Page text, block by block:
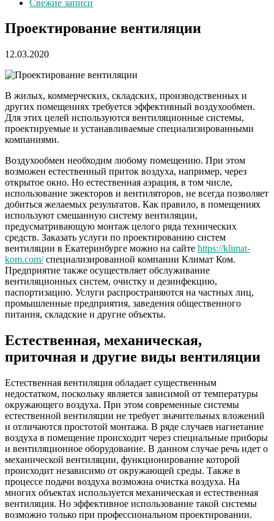
Свежие записи
Проектирование вентиляции
12.03.2020
В жилых, коммерческих, складских, производственных и
других помещениях требуется эффективный воздухообмен.
Для этих целей используются вентиляционные системы,
проектируемые и устанавливаемые специализированными
компаниями.
Воздухообмен необходим любому помещению. При этом
возможен естественный приток воздуха, например, через
открытое окно. Но естественная аэрация, в том числе,
использование эжекторов и вентиляторов, не всегда позволяет
добиться желаемых результатов. Как правило, в помещениях
используют смешанную систему вентиляции,
предусматривающую монтаж целого ряда технических
средств. Заказать услуги по проектированию систем
вентиляции в Екатеринбурге можно на сайте https://klimat-
kom.com/специализированной компании Климат Ком.
Предприятие также осуществляет обслуживание
вентиляционных систем, очистку и дезинфекцию,
паспортизацию. Услуги распространяются на частных лиц,
промышленные предприятия, заведения общественного
питания, складские и другие объекты.
Естественная, механическая,
приточная и другие виды вентиляции
Естественная вентиляция обладает существенным
недостатком, поскольку является зависимой от температуры
окружающего воздуха. При этом современные системы
естественной вентиляции не требует значительных вложений
и отличаются простотой монтажа. В ряде случаев нагнетание
воздуха в помещение происходит через специальные приборы
и вентиляционное оборудование. В данном случае речь идет о
механической вентиляции, функционирование которой
происходит независимо от окружающей среды. Также в
процессе подачи воздуха возможна очистка воздуха. На
многих объектах используется механическая и естественная
вентиляция. Но эффективное использование такой системы
возможно только при профессиональном проектировании.